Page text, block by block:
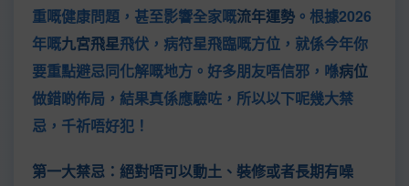
重嘅健康問題，甚至影響全家嘅流年運勢 。根據2026
年嘅九宮飛星飛伏，病符星飛臨嘅方位，就係今年你
要重點避忌同化解嘅地方。好多朋友唔信邪，喺病位
做錯啲佈局，結果真係應驗咗，所以以下呢幾大禁
忌，千祈唔好犯！
第一大禁忌：絕對唔可以動土、裝修或者長期有噪